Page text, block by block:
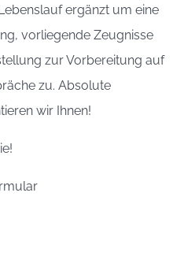
ergänzt um eine
vorliegende Zeugnisse
zur Vorbereitung auf
zu. Absolute
wir Ihnen!